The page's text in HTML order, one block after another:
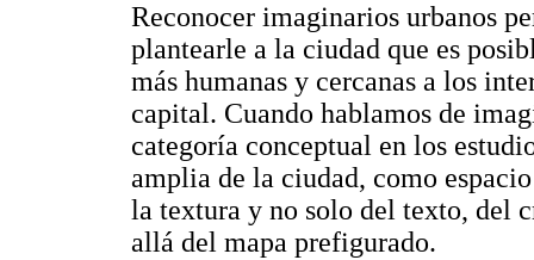
Reconocer imaginarios urbanos
plantearle a la ciudad que es
más humanas y cercanas a los
capital. Cuando hablamos de
categoría conceptual en los
amplia de la ciudad, como
la textura y no solo del texto, del
allá del mapa prefigurado.